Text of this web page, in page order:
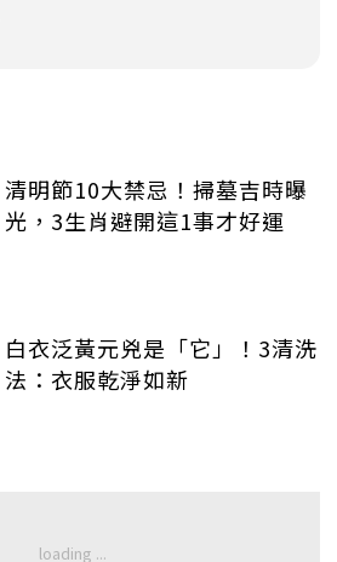
清明節10大禁忌！掃墓吉時曝
光，3生肖避開這1事才好運
白衣泛黃元兇是「它」！3清洗
法：衣服乾淨如新